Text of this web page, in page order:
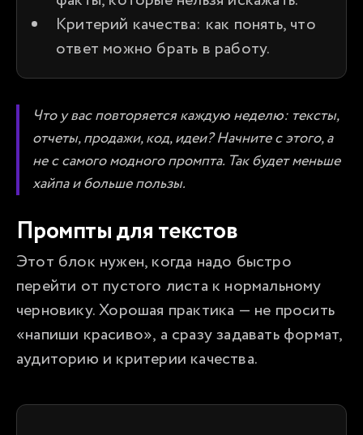
Критерий качества: как понять, что
ответ можно брать в работу.
Что у вас повторяется каждую неделю: тексты,
отчеты, продажи, код, идеи? Начните с этого, а
не с самого модного промпта. Так будет меньше
хайпа и больше пользы.
Промпты для текстов
Этот блок нужен, когда надо быстро
перейти от пустого листа к нормальному
черновику. Хорошая практика — не просить
«напиши красиво», а сразу задавать формат,
аудиторию и критерии качества.